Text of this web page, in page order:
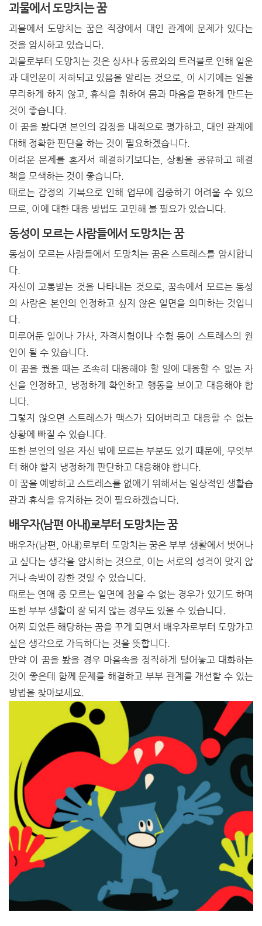
괴물에서 도망치는 꿈
괴물에서 도망치는 꿈은 직장에서 대인 관계에 문제가 있다는
것을 암시하고 있습니다.
괴물로부터 도망치는 것은 상사나 동료와의 트러블로 인해 일운
과 대인운이 저하되고 있음을 알리는 것으로, 이 시기에는 일을
무리하게 하지 않고, 휴식을 취하여 몸과 마음을 편하게 만드는
것이 좋습니다.
이 꿈을 봤다면 본인의 감정을 내적으로 평가하고, 대인 관계에
대해 정확한 판단을 하는 것이 필요하겠습니다.
어려운 문제를 혼자서 해결하기보다는, 상황을 공유하고 해결
책을 모색하는 것이 좋습니다.
때로는 감정의 기복으로 인해 업무에 집중하기 어려울 수 있으
므로, 이에 대한 대응 방법도 고민해 볼 필요가 있습니다.
동성이 모르는 사람들에서 도망치는 꿈
동성이 모르는 사람들에서 도망치는 꿈은 스트레스를 암시합니
다.
자신이 고통받는 것을 나타내는 것으로, 꿈속에서 모르는 동성
의 사람은 본인의 인정하고 싶지 않은 일면을 의미하는 것입니
다.
미루어둔 일이나 가사, 자격시험이나 수험 등이 스트레스의 원
인이 될 수 있습니다.
이 꿈을 꿨을 때는 조속히 대응해야 할 일에 대응할 수 없는 자
신을 인정하고, 냉정하게 확인하고 행동을 보이고 대응해야 합
니다.
그렇지 않으면 스트레스가 맥스가 되어버리고 대응할 수 없는
상황에 빠질 수 있습니다.
또한 본인의 일은 자신 밖에 모르는 부분도 있기 때문에, 무엇부
터 해야 할지 냉정하게 판단하고 대응해야 합니다.
이 꿈을 예방하고 스트레스를 없애기 위해서는 일상적인 생활습
관과 휴식을 유지하는 것이 필요하겠습니다.
배우자(남편 아내)로부터 도망치는 꿈
배우자(남편, 아내)로부터 도망치는 꿈은 부부 생활에서 벗어나
고 싶다는 생각을 암시하는 것으로, 이는 서로의 성격이 맞지 않
거나 속박이 강한 것일 수 있습니다.
때로는 연애 중 모르는 일면에 참을 수 없는 경우가 있기도 하며
또한 부부 생활이 잘 되지 않는 경우도 있을 수 있습니다.
어찌 되었든 해당하는 꿈을 꾸게 되면서 배우자로부터 도망가고
싶은 생각으로 가득하다는 것을 뜻합니다.
만약 이 꿈을 봤을 경우 마음속을 정직하게 털어놓고 대화하는
것이 좋은데 함께 문제를 해결하고 부부 관계를 개선할 수 있는
방법을 찾아보세요.